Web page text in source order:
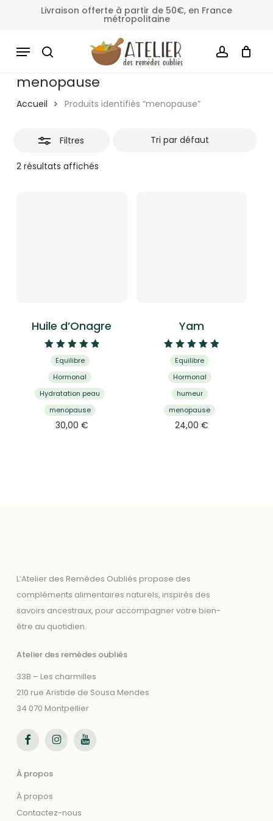
content
Livraison offerte à partir de 50€, en France
métropolitaine
SEARCH ACCOUNT
MENU panier
menopause
Accueil Produits identifiés “menopause”
Filtres
2 résultats affichés
filtres
Huile d’Onagre
Note
4.95
sur 5
Equilibre
Hormonal
Hydratation peau
menopause
30,00 €
Yam
Note
5.00
sur 5
Equilibre
Hormonal
humeur
menopause
24,00 €
L’Atelier des Remèdes Oubliés propose des
compléments alimentaires naturels, inspirés des
savoirs ancestraux, pour accompagner votre bien-
être au quotidien.
Atelier des remèdes oubliés
33B – Les charmilles
210 rue Aristide de Sousa Mendes
34 070 Montpellier
Suivez-nous sur FacebookSuivez-nous sur InstagramSuivez-nous sur Youtube
À propos
À propos
Contactez-nous